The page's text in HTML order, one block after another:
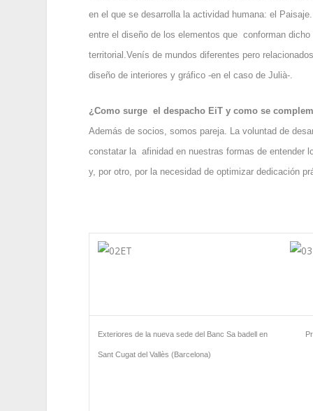
en el que se desarrolla la actividad humana: el
entre el diseño de los elementos que conforman
territorial.Venís de mundos diferentes pero
diseño de interiores y gráfico -en el caso de Julià-.
¿Como surge el despacho EiT y como se
Además de socios, somos pareja. La voluntad de
constatar la afinidad en nuestras formas de entender
y, por otro, por la necesidad de optimizar dedicación
Exteriores de la nueva sede del Banc Sa badell en
Sant Cugat del Vallès (Barcelona)